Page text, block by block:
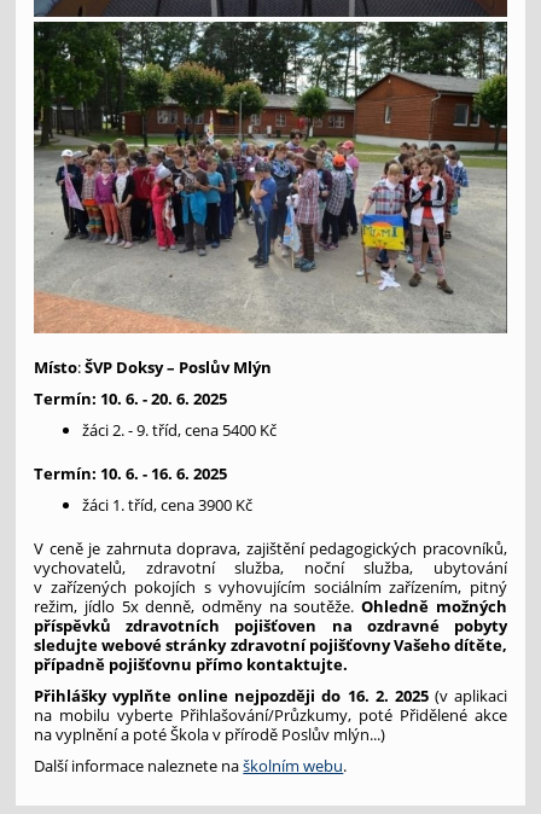
Místo:ŠVP Doksy – Poslův Mlýn
Termín: 10. 6. - 20. 6. 2025
žáci 2. - 9. tříd, cena 5400 Kč
Termín: 10. 6. - 16. 6. 2025
žáci 1. tříd, cena 3900 Kč
V ceně je zahrnuta doprava, zajištění pedagogických pracovníků,
vychovatelů, zdravotní služba, noční služba, ubytování
v zařízených pokojích s vyhovujícím sociálním zařízením, pitný
režim, jídlo 5x denně, odměny na soutěže.Ohledně možných
příspěvků zdravotních pojišťoven na ozdravné pobyty
sledujte webové stránky zdravotní pojišťovny Vašeho dítěte,
případně pojišťovnu přímo kontaktujte.
Přihlášky vyplňte online nejpozději do 16. 2. 2025 (v aplikaci
na mobilu vyberte Přihlašování/Průzkumy, poté Přidělené akce
na vyplnění a poté Škola v přírodě Poslův mlýn...)
Další informace naleznete naškolním webu.